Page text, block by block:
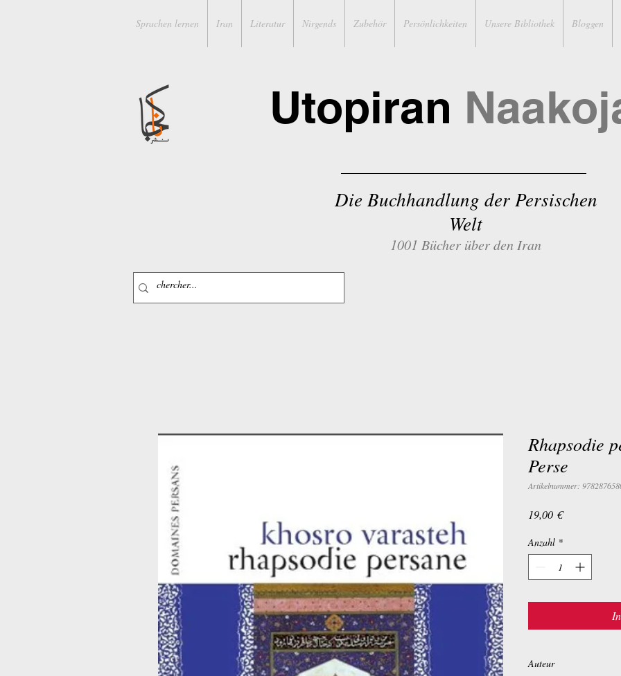
Sprachen lernen Iran Literatur Nirgends Zubehör Persönlichkeiten Unsere Bibliothek Bloggen
Utopiran
Die Buchhandlung der Persischen
Welt
1001 Bücher über den Iran
Rhapsodie
Perse
Artikelnummer:
19,00 €Preis
Anzahl *
Auteur